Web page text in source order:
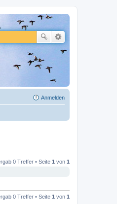
Anmelden
0 Treffer • Seite 1 von 1
0 Treffer • Seite 1 von 1